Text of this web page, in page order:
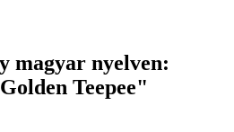
magyar nyelven:
Teepee"